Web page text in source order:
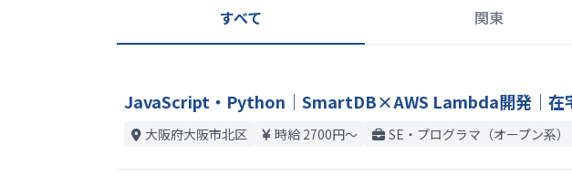
すべて 関東
JavaScript・Python｜SmartDB×AWS Lambda開発｜在
大阪府大阪市北区
時給 2700円〜 SE・プログラマ（オープン系）